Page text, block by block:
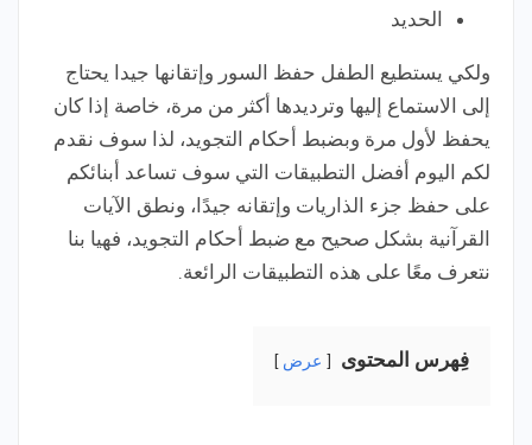
الحديد
ولكي يستطيع الطفل حفظ السور وإتقانها جيدا يحتاج
إلى الاستماع إليها وترديدها أكثر من مرة، خاصة إذا كان
يحفظ لأول مرة وبضبط أحكام التجويد، لذا سوف نقدم
لكم اليوم أفضل التطبيقات التي سوف تساعد أبنائكم
على حفظ جزء الذاريات وإتقانه جيدًا، ونطق الآيات
القرآنية بشكل صحيح مع ضبط أحكام التجويد، فهيا بنا
نتعرف معًا على هذه التطبيقات الرائعة.
فِهرس المحتوى عرض